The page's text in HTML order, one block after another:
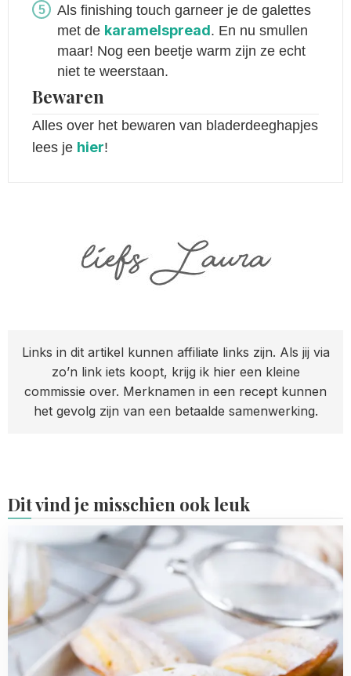
Als finishing touch garneer je de galettes
met de karamelspread. En nu smullen
maar! Nog een beetje warm zijn ze echt
niet te weerstaan.
Bewaren
Alles over het bewaren van bladerdeeghapjes
lees je hier!
Links in dit artikel kunnen affiliate links zijn. Als jij via
zo’n link iets koopt, krijg ik hier een kleine
commissie over. Merknamen in een recept kunnen
het gevolg zijn van een betaalde samenwerking.
Dit vind je misschien ook leuk
about
Citroen-
pistache
madeleines